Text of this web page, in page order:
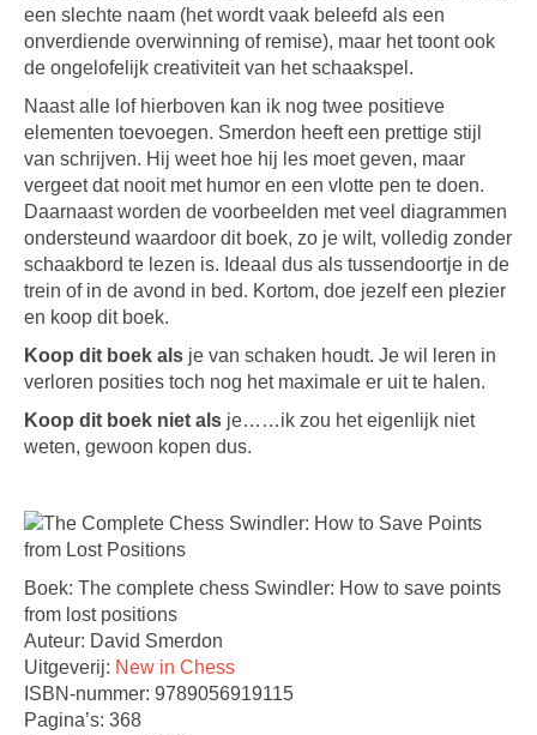
een slechte naam (het wordt vaak beleefd als een
onverdiende overwinning of remise), maar het toont ook
de ongelofelijk creativiteit van het schaakspel.
Naast alle lof hierboven kan ik nog twee positieve
elementen toevoegen. Smerdon heeft een prettige stijl
van schrijven. Hij weet hoe hij les moet geven, maar
vergeet dat nooit met humor en een vlotte pen te doen.
Daarnaast worden de voorbeelden met veel diagrammen
ondersteund waardoor dit boek, zo je wilt, volledig zonder
schaakbord te lezen is. Ideaal dus als tussendoortje in de
trein of in de avond in bed. Kortom, doe jezelf een plezier
en koop dit boek.
Koop dit boek als je van schaken houdt. Je wil leren in
verloren posities toch nog het maximale er uit te halen.
Koop dit boek niet als je……ik zou het eigenlijk niet
weten, gewoon kopen dus.
Boek: The complete chess Swindler: How to save points
from lost positions
Auteur: David Smerdon
Uitgeverij: New in Chess
ISBN-nummer: 9789056919115
Pagina’s: 368